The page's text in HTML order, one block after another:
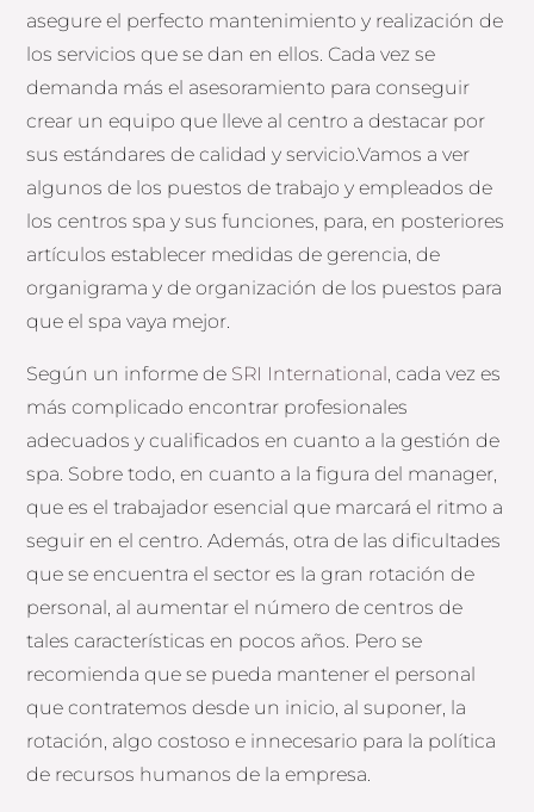
asegure el perfecto mantenimiento y realización de
los servicios que se dan en ellos. Cada vez se
demanda más el asesoramiento para conseguir
crear un equipo que lleve al centro a destacar por
sus estándares de calidad y servicio.Vamos a ver
algunos de los puestos de trabajo y empleados de
los centros spa y sus funciones, para, en posteriores
artículos establecer medidas de gerencia, de
organigrama y de organización de los puestos para
que el spa vaya mejor.
Según un informe de SRI International , cada vez es
más complicado encontrar profesionales
adecuados y cualificados en cuanto a la gestión de
spa. Sobre todo, en cuanto a la figura del manager,
que es el trabajador esencial que marcará el ritmo a
seguir en el centro. Además, otra de las dificultades
que se encuentra el sector es la gran rotación de
personal, al aumentar el número de centros de
tales características en pocos años. Pero se
recomienda que se pueda mantener el personal
que contratemos desde un inicio, al suponer, la
rotación, algo costoso e innecesario para la política
de recursos humanos de la empresa.